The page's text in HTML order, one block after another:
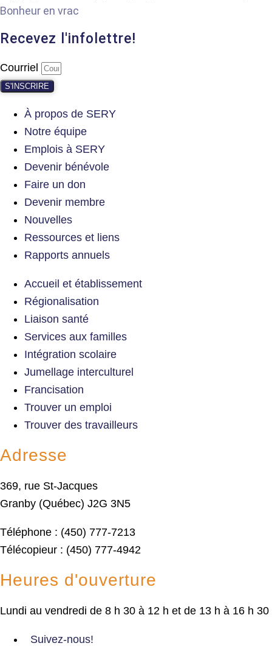
Bonheur en vrac
Recevez l'infolettre!
Courriel
S'INSCRIRE
À propos de SERY
Notre équipe
Emplois à SERY
Devenir bénévole
Faire un don
Devenir membre
Nouvelles
Ressources et liens
Rapports annuels
Accueil et établissement
Régionalisation
Liaison santé
Services aux familles
Intégration scolaire
Jumellage interculturel
Francisation
Trouver un emploi
Trouver des travailleurs
Adresse
369, rue St-Jacques
Granby (Québec) J2G 3N5
Téléphone : (450) 777-7213
Télécopieur : (450) 777-4942
Heures d'ouverture
Lundi au vendredi de 8 h 30 à 12 h et de 13 h à 16 h 30
Suivez-nous!